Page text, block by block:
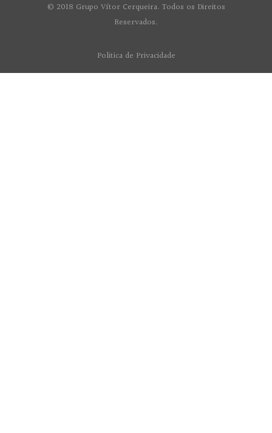
© 2018 Grupo Vítor Cerqueira. Todos os Direitos
Reservados.
Politica de Privacidade